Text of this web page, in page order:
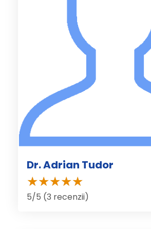
Dr. Adrian Tudor
5/5 (3 recenzii)